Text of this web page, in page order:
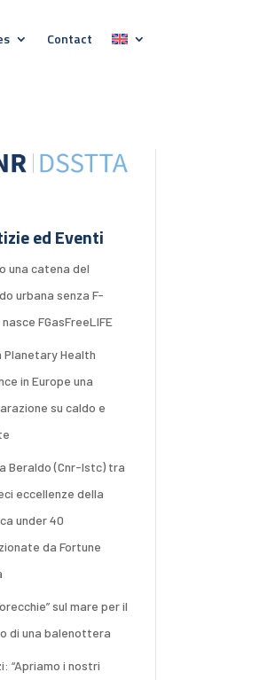
Contact
ed Eventi
una catena del
urbana senza F-
FGasFreeLIFE
Planetary Health
in Europe una
su caldo e
Beraldo (Cnr-Istc) tra
eccellenze della
under 40
da Fortune
sul mare per il
di una balenottera
“Apriamo i nostri